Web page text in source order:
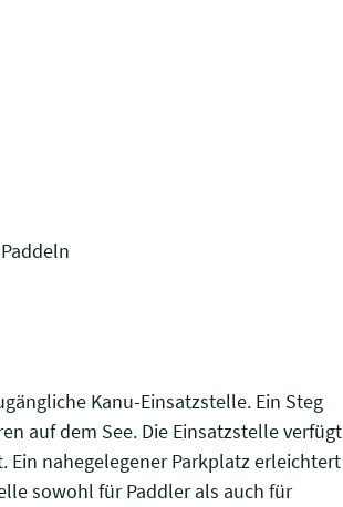
Kanu-Einsatzstelle. Ein Steg
auf dem See. Die Einsatzstelle verfügt
nahegelegener Parkplatz erleichtert
sowohl für Paddler als auch für